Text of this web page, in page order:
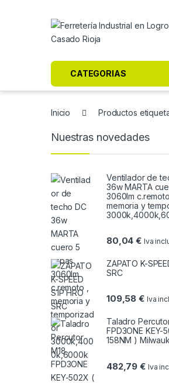
CATEGORIAS
Inicio Productos
Nuestras novedades
Ventilador de
36w MARTA
3060lm c.remoto
memoria y
80,04€ Iva
ZAPATO K-
SRC
109,58€ Iva
Taladro
FPD3ONE KEY-
158NM )
482,79€ Iva